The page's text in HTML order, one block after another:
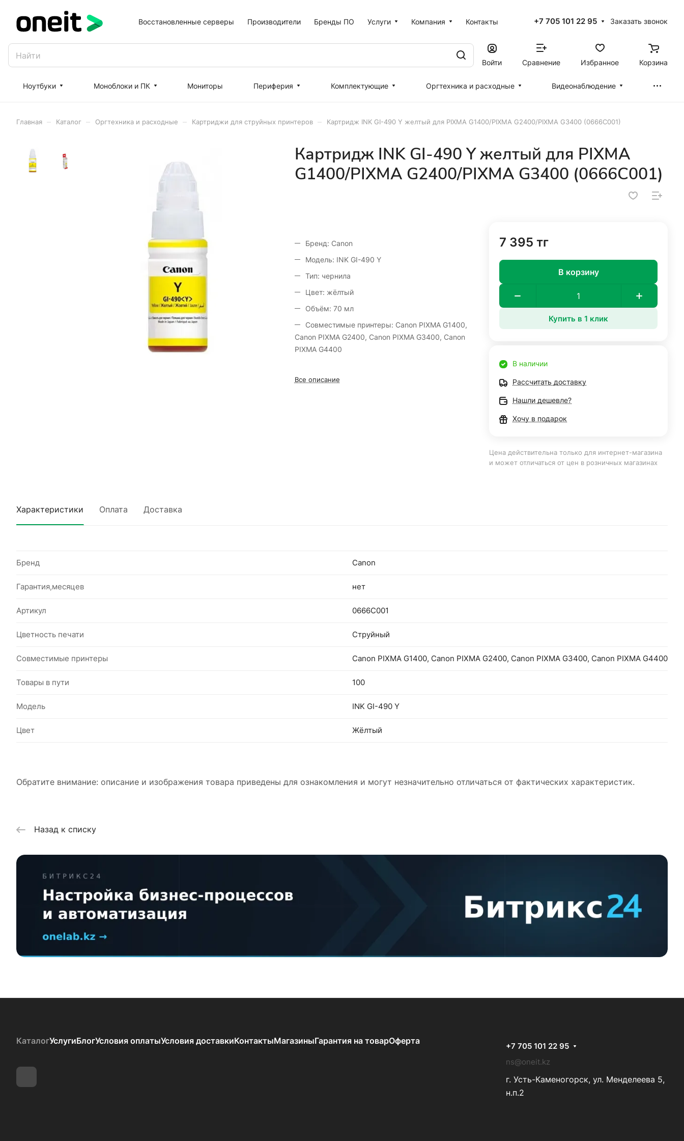
Восстановленные серверы Производители Бренды ПО Услуги Компания Контакты +7 705 101 22 95 Заказать звонок
Войти Сравнение Избранное Корзина
Ноутбуки Моноблоки и ПК Мониторы Периферия Комплектующие Оргтехника и расходные Видеонаблюдение
Главная Каталог Оргтехника и расходные Картриджи для струйных принтеров Картридж INK GI-490 Y желтый для PIXMA G1400/PIXMA G2400/PIXMA G3400 (0666C001)
Картридж INK GI-490 Y желтый для PIXMA
G1400/PIXMA G2400/PIXMA G3400 (0666C001)
Бренд: Canon
Модель: INK GI-490 Y
Тип: чернила
Цвет: жёлтый
Объём: 70 мл
Совместимые принтеры: Canon PIXMA G1400,
Canon PIXMA G2400, Canon PIXMA G3400, Canon
PIXMA G4400
Все описание
7 395 тг
В корзину
Купить в 1 клик
В наличии
Рассчитать доставку
Нашли дешевле?
Хочу в подарок
Цена действительна только для интернет-магазина
и может отличаться от цен в розничных магазинах
Характеристики Оплата Доставка
Бренд Canon
Гарантия,месяцев нет
Артикул 0666C001
Цветность печати Струйный
Совместимые принтеры Canon PIXMA G1400, Canon PIXMA G2400, Canon PIXMA G3400, Canon PIXMA G4400
Товары в пути 100
Модель INK GI-490 Y
Цвет Жёлтый
Обратите внимание: описание и изображения товара приведены для ознакомления и могут незначительно отличаться от фактических характеристик.
Назад к списку
КаталогУслугиБлогУсловия оплатыУсловия доставкиКонтактыМагазиныГарантия на товарОферта
+7 705 101 22 95
ns@oneit.kz
г. Усть-Каменогорск, ул. Менделеева 5,
н.п.2